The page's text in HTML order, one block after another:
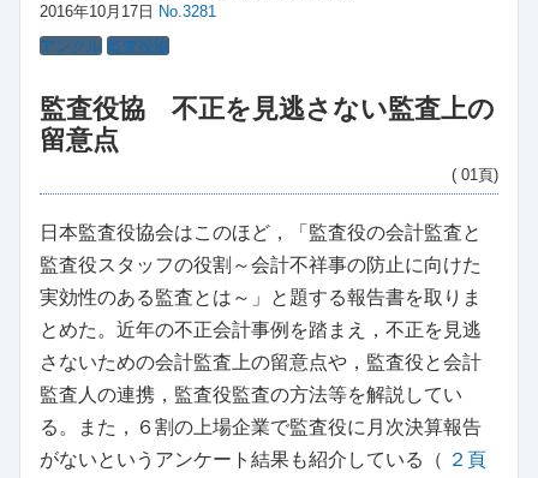
2016年10月17日 No.3281
アングル 監査役協
監査役協 不正を見逃さない監査上の
留意点
( 01頁)
日本監査役協会はこのほど，「監査役の会計監査と
監査役スタッフの役割～会計不祥事の防止に向けた
実効性のある監査とは～」と題する報告書を取りま
とめた。近年の不正会計事例を踏まえ，不正を見逃
さないための会計監査上の留意点や，監査役と会計
監査人の連携，監査役監査の方法等を解説してい
る。また，６割の上場企業で監査役に月次決算報告
がないというアンケート結果も紹介している（ ２頁